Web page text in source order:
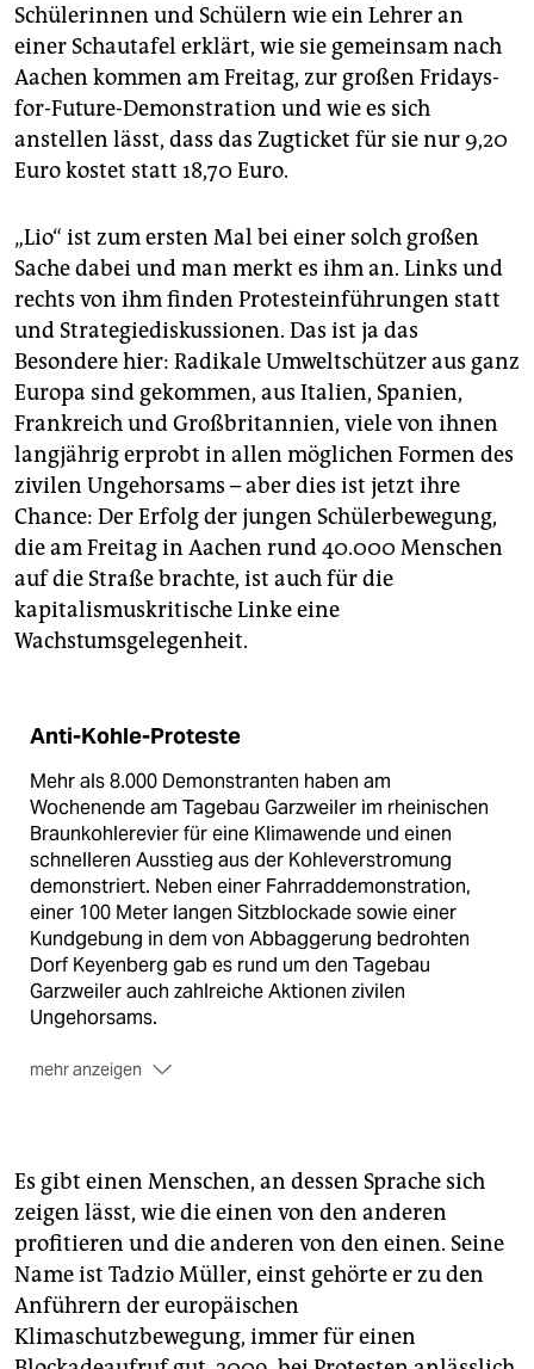
Schülerinnen und Schülern wie ein Lehrer an
einer Schautafel erklärt, wie sie gemeinsam nach
Aachen kommen am Freitag, zur großen Fridays-
for-Future-Demonstration und wie es sich
anstellen lässt, dass das Zugticket für sie nur 9,20
Euro kostet statt 18,70 Euro.
„Lio“ ist zum ersten Mal bei einer solch großen
Sache dabei und man merkt es ihm an. Links und
rechts von ihm finden Protesteinführungen statt
und Strategiediskussionen. Das ist ja das
Besondere hier: Radikale Umweltschützer aus ganz
Europa sind gekommen, aus Italien, Spanien,
Frankreich und Großbritannien, viele von ihnen
langjährig erprobt in allen möglichen Formen des
zivilen Ungehorsams – aber dies ist jetzt ihre
Chance: Der Erfolg der jungen Schülerbewegung,
die am Freitag in Aachen rund 40.000 Menschen
auf die Straße brachte, ist auch für die
kapitalismuskritische Linke eine
Wachstumsgelegenheit.
Anti-Kohle-Proteste
Mehr als 8.000 Demonstranten haben am
Wochenende am Tagebau Garzweiler im rheinischen
Braunkohlerevier für eine Klimawende und einen
schnelleren Ausstieg aus der Kohleverstromung
demonstriert. Neben einer Fahrraddemonstration,
einer 100 Meter langen Sitzblockade sowie einer
Kundgebung in dem von Abbaggerung bedrohten
Dorf Keyenberg gab es rund um den Tagebau
Garzweiler auch zahlreiche Aktionen zivilen
Ungehorsams.
mehr anzeigen
ein. Zudem blockierten etwa 800 Aktivisten eine
Bahnstrecke am Kraftwerk Neurath sowie am rund 40
Kilometer entfernten Tagebau Hambach. Über die
Schienenstrecken wird Kohle für die entsprechenden
Kraftwerke geliefert.
Zuvor waren am Freitag in Aachen im Rahmen der
Schülerproteste von Fridays for Future bis zu 40.000
Es gibt einen Menschen, an dessen Sprache sich
zeigen lässt, wie die einen von den anderen
profitieren und die anderen von den einen. Seine
Name ist Tadzio Müller, einst gehörte er zu den
Anführern der europäischen
Klimaschutzbewegung, immer für einen